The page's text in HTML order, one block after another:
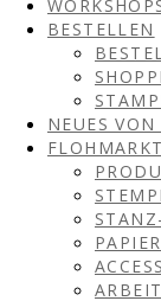
BESTELLEN
NEUES
FLOHMARKT